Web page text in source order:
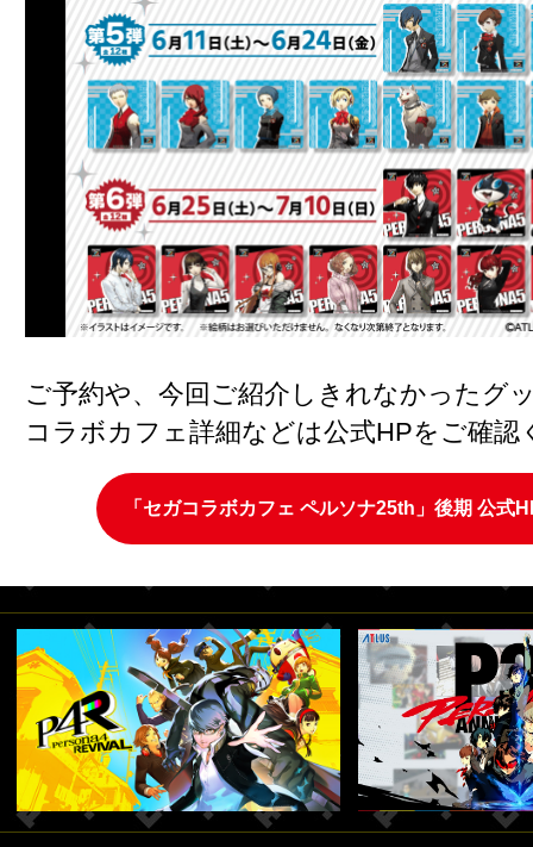
ご予約や、今回ご紹介しきれなかったグ
コラボカフェ詳細などは公式HPをご確認
「セガコラボカフェ ペルソナ25th」後期 公式